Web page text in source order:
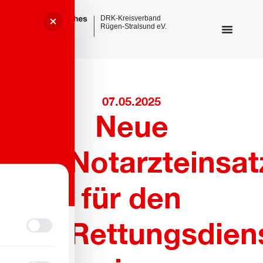
07.05.2025
Neue
für den
Sehbehinderungsmodus